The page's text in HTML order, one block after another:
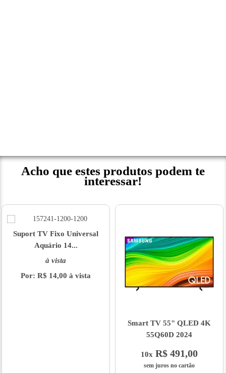
Acho que estes produtos podem te
interessar!
Suport TV Fixo Universal
Aquário 14...
à vista
Por: R$ 14,00 à vista
Smart TV 55" QLED 4K
55Q60D 2024
10x R$ 491,00
sem juros no cartão